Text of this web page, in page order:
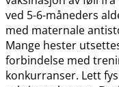
ved 5-6-måneders
med maternale
Mange hester
forbindelse med
konkurranser. Lett